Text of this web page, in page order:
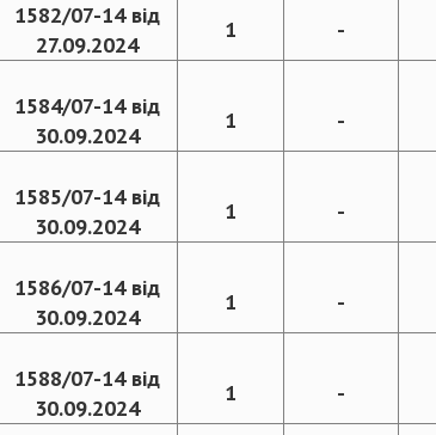
1582/07-14 від
27.09.2024
1 -
1584/07-14 від
30.09.2024
1 -
1585/07-14 від
30.09.2024
1 -
1586/07-14 від
30.09.2024
1 -
1588/07-14 від
30.09.2024
1 -